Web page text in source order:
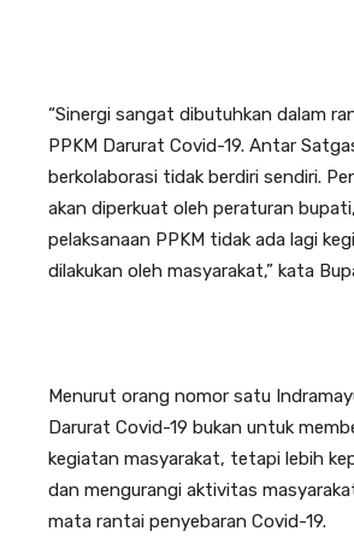
“Sinergi sangat dibutuhkan dalam
PPKM Darurat Covid-19. Antar
berkolaborasi tidak berdiri sendiri.
akan diperkuat oleh peraturan
pelaksanaan PPKM tidak ada lagi
dilakukan oleh masyarakat,” kata
Menurut orang nomor satu
Darurat Covid-19 bukan untuk
kegiatan masyarakat, tetapi lebih
dan mengurangi aktivitas
mata rantai penyebaran Covid-19.